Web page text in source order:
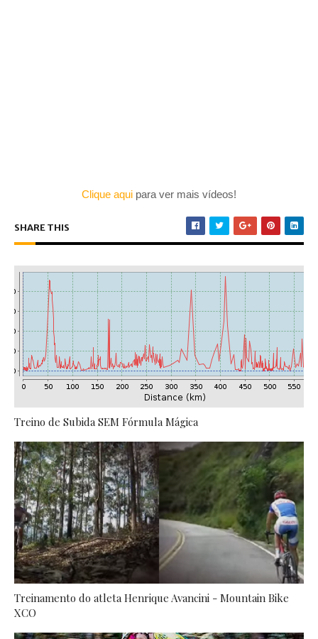
Clique aqui para ver mais vídeos!
SHARE THIS
Treino de Subida SEM Fórmula Mágica
Treinamento do atleta Henrique Avancini - Mountain Bike
XCO